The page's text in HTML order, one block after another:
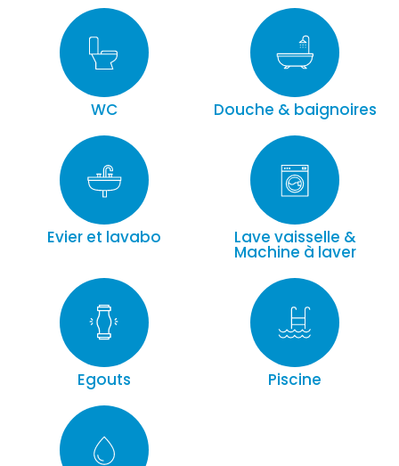
WC Douche & baignoires
Evier et lavabo Lave vaisselle &
Machine à laver
Egouts Piscine